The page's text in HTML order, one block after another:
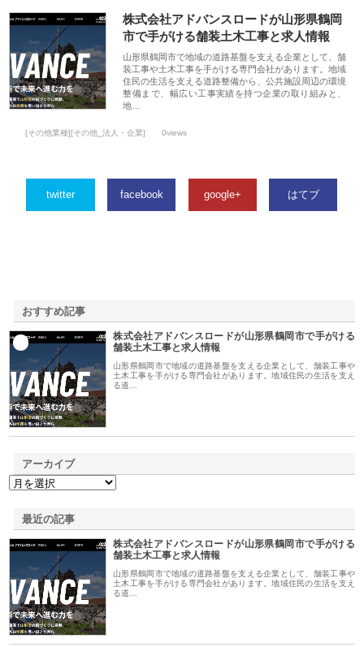
株式会社アドバンスロードが山形県鶴岡
市で手がける舗装土木工事と求人情報
山形県鶴岡市で地域の道路基盤を支える企業として、舗
装工事や土木工事を手がける専門会社があります。地域
住民の生活を支える道路整備から、公共施設周辺の環境
整備まで、幅広い工事実績を持つ企業の取り組みと、
地…
[その他業種][その他_法人・企業] 0views
twitter facebook google+ はてブ
おすすめ記事
株式会社アドバンスロードが山形県鶴岡市で手がける
舗装土木工事と求人情報
山形県鶴岡市で地域の道路基盤を支える企業として、舗装工事や
土木工事を手がける専門会社があります。地域住民の生活を支え
る道…
アーカイブ
最近の記事
株式会社アドバンスロードが山形県鶴岡市で手がける
舗装土木工事と求人情報
山形県鶴岡市で地域の道路基盤を支える企業として、舗装工事や
土木工事を手がける専門会社があります。地域住民の生活を支え
る道…